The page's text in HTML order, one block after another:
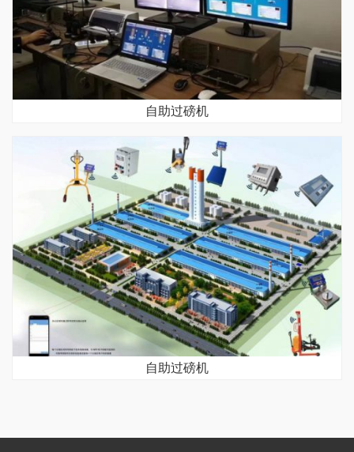
自助过磅机
自助过磅机